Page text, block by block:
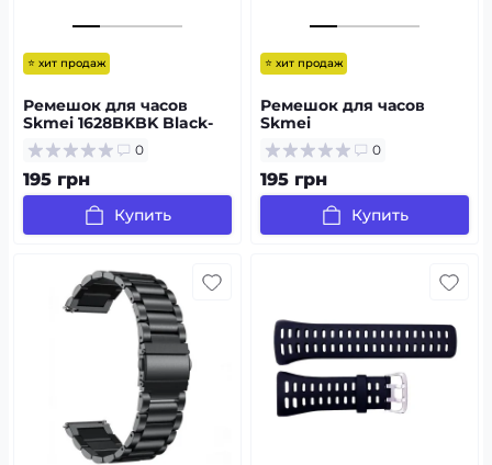
⭐ хит продаж
Ремешок для часов
Skmei 1628BKBK Black-
Black
0
195 грн
Купить
⭐ хит продаж
Ремешок для часов
Skmei
1068/1301/1231/1560/1820B
K Black
0
195 грн
Купить